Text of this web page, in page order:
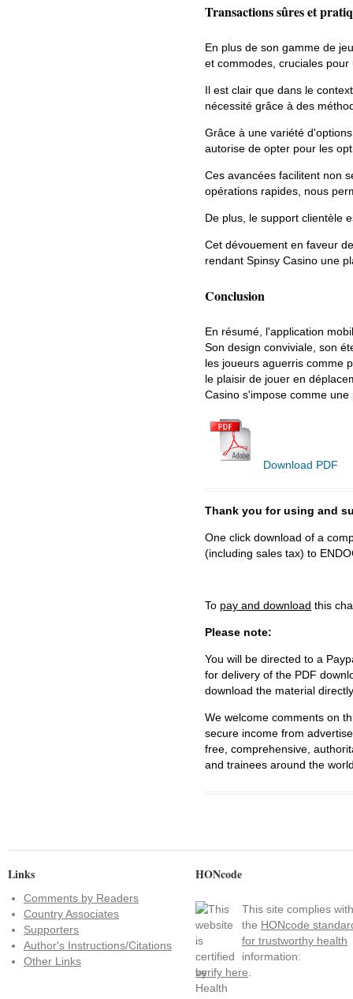
Transactions sûres et
En plus de son gamme de
et commodes, cruciales
Il est clair que dans le
nécessité grâce à des
Grâce à une variété
autorise de opter pour les
Ces avancées facilitent non
opérations rapides, nous
De plus, le support clientèle
Cet dévouement en faveur
rendant Spinsy Casino une
Conclusion
En résumé, l'application
Son design conviviale, son
les joueurs aguerris comme
le plaisir de jouer en
Casino s'impose comme
Download PDF
Thank you for using and
One click download of a
(including sales tax) to
To pay and download this
Please note:
You will be directed to a
for delivery of the PDF
download the material
We welcome comments on
secure income from
free, comprehensive,
and trainees around the
Links
Comments by Readers
Country Associates
Supporters
Author's Instructions/Citations
Other Links
HONcode
This site complies with
the HONcode
for trustworthy health
information:
verify here